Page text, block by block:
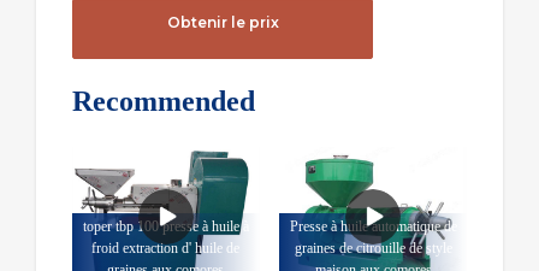
Obtenir le prix
Recommended
toper tbp 100 presse à huile à
froid extraction d' huile de
Presse à huile automatique de
graines de citrouille de style